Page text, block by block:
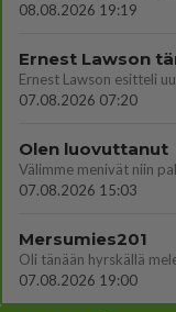
08.08.2026 19:19
07.08.2026 07:20
Olen luovuttanut
07.08.2026 15:03
Mersumies201
07.08.2026 19:00